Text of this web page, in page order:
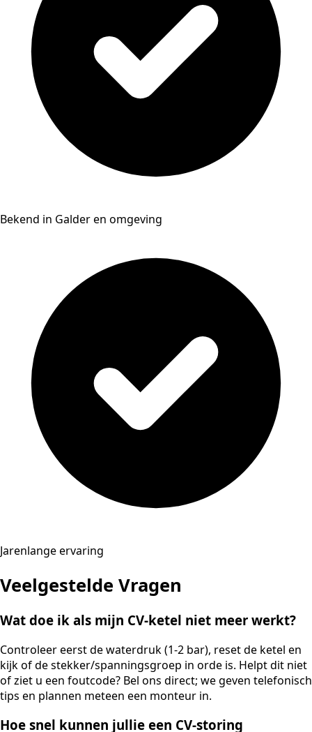
Bekend in Galder en omgeving
Jarenlange ervaring
Veelgestelde Vragen
Wat doe ik als mijn CV-ketel niet meer werkt?
Controleer eerst de waterdruk (1-2 bar), reset de ketel en
kijk of de stekker/spanningsgroep in orde is. Helpt dit niet
of ziet u een foutcode? Bel ons direct; we geven telefonisch
tips en plannen meteen een monteur in.
Hoe snel kunnen jullie een CV-storing